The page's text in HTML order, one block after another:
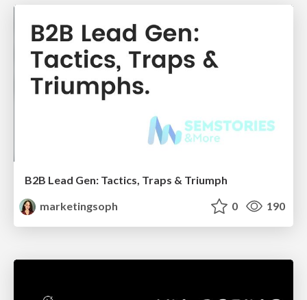
B2B Lead Gen: Tactics, Traps & Triumph
marketingsoph
0 190